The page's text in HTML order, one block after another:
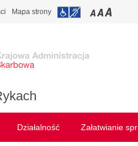
Mapa strony
Działalność Załatwianie